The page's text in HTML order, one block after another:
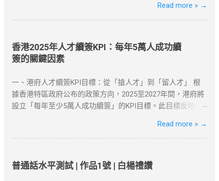
由优化 可视化运维管理 阿里云VPN网关 阿里云提供的企业
级VPN服务，支持IPSec VPN连接，实现本地数据中心与VPC
理限制，畅享全球内容。 什么是VPN翻墙？ VPN翻墙指的是
使用VPN技术，通过改变用户的IP地址，来绕过网络审查和
你的上网数据，同时隐藏真实IP，使你能够以另一个地区的
身份访问互联网资源。 对于许多需要翻墙的用户，VPN是最
Netflix、YouTube等流媒体平台，VPN都提供了安全、可靠的
解决方案。 如何选择合适的VPN工具？ 选择VPN时，有几个
因素需要考虑：速度、服务器位置、安全性和用户友好性。
仅在突破地域限制方面表现出色，而且能够提供强大的安全
保障： NordVPN ：知名度高，全球多个国家和地区的服务
强，支持Netflix、YouTube等流媒体解锁。 Surfshark ：价格
Read more » →
香港2025年人才續簽KPI：每年5萬人成功續
簽的關鍵因素
一、港府人才續簽KPI目標：從「搶人才」到「留人才」 根
據香港特區政府公布的政策方向，2025至2027年間，港府將
設立「每年至少5萬人成功續簽」的KPI目標。此目標反映香
數據背景 ：截至2025年初，高才通計劃已吸引近9.3萬人获
批，其中7.5萬人携家庭落地香港。 政策動機 ：孫玉菡強
數量。 二、2025年續簽審核的核心條件 港府對人才續簽的審
Read more » →
普通話水平測試 | 作品1號 | 白楊禮讚